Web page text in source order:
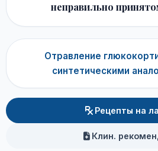
неправильно
Отравление
синтетическими
Рецепты на
Клин.